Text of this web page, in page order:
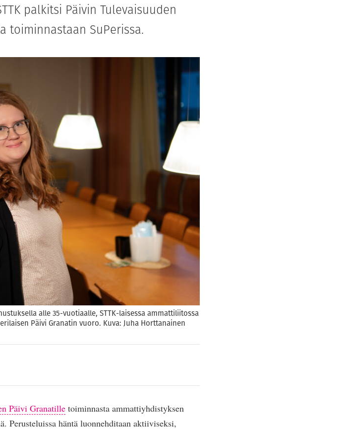
palkitsi Päivin Tulevaisuuden
toiminnastaan SuPerissa.
alle 35-vuotiaalle, STTK-laisessa ammattiliitossa
Päivi Granatin vuoro. Kuva: Juha Horttanainen
Päivi Granatille toiminnasta ammattiyhdistyksen
Perusteluissa häntä luonnehditaan aktiiviseksi,